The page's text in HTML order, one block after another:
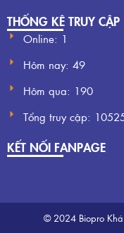
THỐNG KÊ TRUY CẬP
Online: 1
Hôm nay: 49
Hôm qua: 190
Tổng truy cập:
KẾT NỐI FANPAGE
© 2024 Biopro